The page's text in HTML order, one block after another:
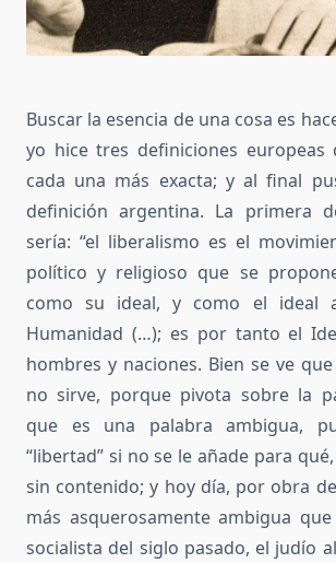
Buscar la esencia de una cosa es
yo hice tres definiciones europeas
cada una más exacta; y al final
definición argentina. La primera
sería: “el liberalismo es el
político y religioso que se
como su ideal, y como el ideal
Humanidad (…); es por tanto el
hombres y naciones. Bien se ve
no sirve, porque pivota sobre la
que es una palabra ambigua,
“libertad” si no se le añade para
sin contenido; y hoy día, por obra
más asquerosamente ambigua
socialista del siglo pasado, el judío